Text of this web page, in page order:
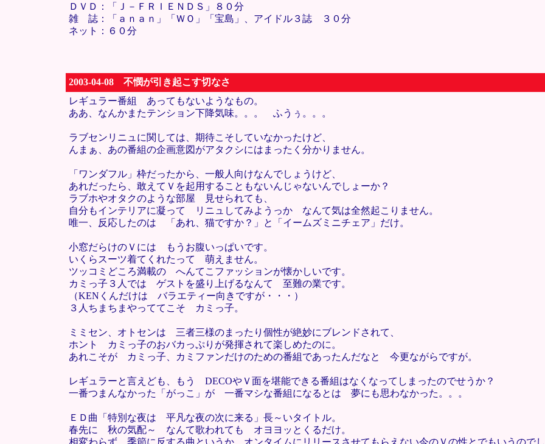
ＤＶＤ：「Ｊ－ＦＲＩＥＮＤＳ」８０分
雑 誌：「ａｎａｎ」「ＷＯ」「宝島」、アイドル３誌 ３０分
ネット：６０分
2003-04-08 不憫が引き起こす切なさ
レギュラー番組 あってもないようなもの。
ああ、なんかまたテンション下降気味。。。 ふうぅ。。。
ラブセンリニュに関しては、期待こそしていなかったけど、
んまぁ、あの番組の企画意図がアタクシにはまったく分かりません。
「ワンダフル」枠だったから、一般人向けなんでしょうけど、
あれだったら、敢えてＶを起用することもないんじゃないんでしょーか？
ラブホやオタクのような部屋 見せられても、
自分もインテリアに凝って リニュしてみようっか なんて気は全然起こりません。
唯一、反応したのは 「あれ、猫ですか？」と「イームズミニチェア」だけ。
小窓だらけのＶには もうお腹いっぱいです。
いくらスーツ着てくれたって 萌えません。
ツッコミどころ満載の へんてこファッションが懐かしいです。
カミっ子３人では ゲストを盛り上げるなんて 至難の業です。
（KENくんだけは バラエティー向きですが・・・）
３人ちまちまやっててこそ カミっ子。
ミミセン、オトセンは 三者三様のまったり個性が絶妙にブレンドされて、
ホント カミっ子のおバカっぷりが発揮されて楽しめたのに。
あれこそが カミっ子、カミファンだけのための番組であったんだなと 今更ながらですが。
レギュラーと言えども、もう DECOやＶ面を堪能できる番組はなくなってしまったのでせうか？
一番つまんなかった「がっこ」が 一番マシな番組になるとは 夢にも思わなかった。。。
ＥＤ曲「特別な夜は 平凡な夜の次に来る」長～いタイトル。
春先に 秋の気配～ なんて歌われても オヨヨッとくるだけ。
相変わらず 季節に反する曲というか、オンタイムにリリースさせてもらえない今のＶの性とでもいうので